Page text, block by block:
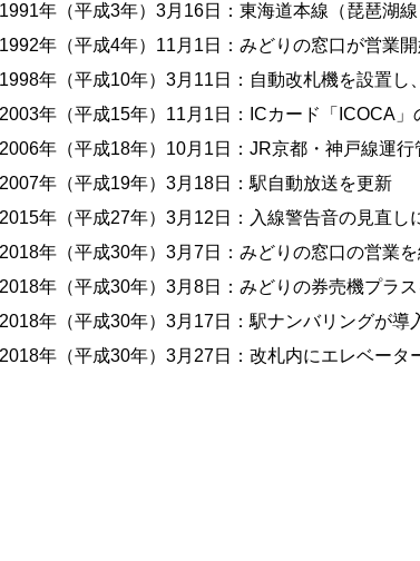
1991年（平成3年）3月16日：東海道本線（琵琶湖
1992年（平成4年）11月1日：みどりの窓口が営業
1998年（平成10年）3月11日：自動改札機を設置し
2003年（平成15年）11月1日：ICカード「ICOCA」
2006年（平成18年）10月1日：JR京都・神戸線運行
2007年（平成19年）3月18日：駅自動放送を更新
2015年（平成27年）3月12日：入線警告音の見直し
2018年（平成30年）3月7日：みどりの窓口の営業を
2018年（平成30年）3月8日：みどりの券売機プラス
2018年（平成30年）3月17日：駅ナンバリングが導
2018年（平成30年）3月27日：改札内にエレベータ